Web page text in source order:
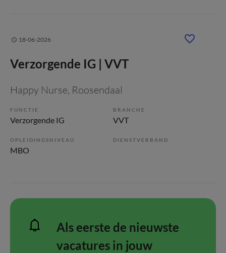
18-06-2026
Verzorgende IG | VVT
Happy Nurse, Roosendaal
FUNCTIE
Verzorgende IG
BRANCHE
VVT
OPLEIDINGSNIVEAU
MBO
DIENSTVERBAND
Als eerste de nieuwste
vacatures in jouw